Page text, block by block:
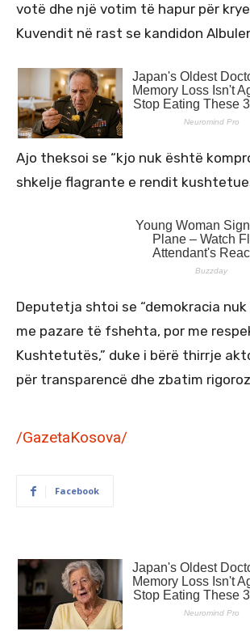
votë dhe një votim të hapur për
Kuvendit në rast se kandidon
Ajo theksoi se “kjo nuk është
shkelje flagrante e rendit
Deputetja shtoi se “demokracia
me pazare të fshehta, por me
Kushtetutës,” duke i bërë thirrje
për transparencë dhe zbatim
/GazetaKosova/
Facebook